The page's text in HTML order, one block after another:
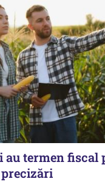
termen fiscal